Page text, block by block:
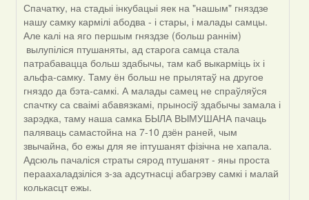
Спачатку, на стадыі інкубацыі яек на "нашым" гняздзе
нашу самку кармілі абодва - і стары, і малады самцы.
Але калі на яго першым гняздзе (больш раннім)
вылупіліся птушаняты, ад старога самца стала
патрабавацца больш здабычы, там каб выкарміць іх і
альфа-самку. Таму ён больш не прылятаў на другое
гняздо да бэта-самкі. А малады самец не спраўляўся
спачтку са сваімі абавязкамі, прыносіў здабычы замала і
зарэдка, таму наша самка БЫЛА ВЫМУШАНА пачаць
паляваць самастойна на 7-10 дзён раней, чым
звычайна, бо ежы для яе іптушанят фізічна не хапала.
Адсюль пачаліся страты сярод птушанят - яны проста
пераахаладзіліся з-за адсутнасці абагрэву самкі і малай
колькасцт ежы.